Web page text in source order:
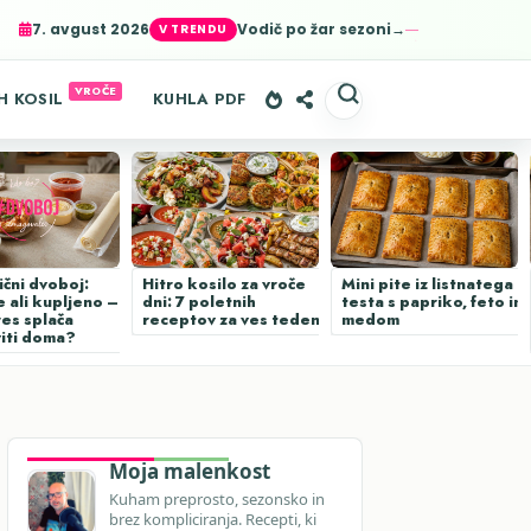
7. avgust 2026 Vodič po žar sezoni→
KOSIL KUHLA PDF
dvoboj:
ali kupljeno –
splača
doma?
Hitro kosilo za vroče
dni: 7 poletnih
receptov za ves teden
Mini pite iz listnatega
testa s papriko, feto in
medom
Moja malenkost
Kuham preprosto, sezonsko in
brez kompliciranja. Recepti, ki
agent
usage
LEARN MORE GOT IT